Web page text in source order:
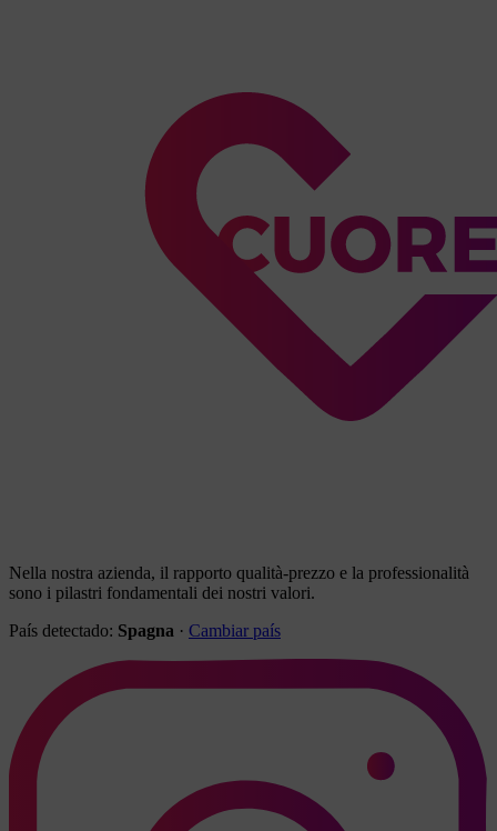
Nella nostra azienda, il rapporto qualità-prezzo e la professionalità
sono i pilastri fondamentali dei nostri valori.
País detectado: Spagna · Cambiar país